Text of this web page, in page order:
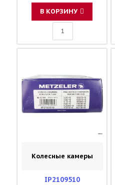
В КОРЗИНУ
Колесные камеры
IP2109510